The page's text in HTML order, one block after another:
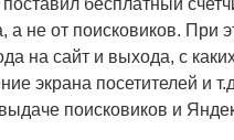
бесплатный
а не от поисковиков. При
на сайт и выхода, с
экрана посетителей и
поисковиков и